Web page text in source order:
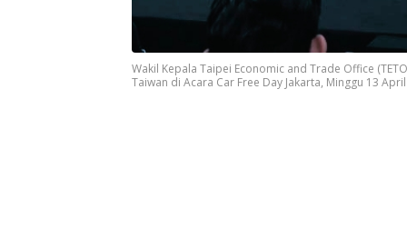
Wakil Kepala Taipei Economic and Trade Office
Taiwan di Acara Car Free Day Jakarta, Minggu 13